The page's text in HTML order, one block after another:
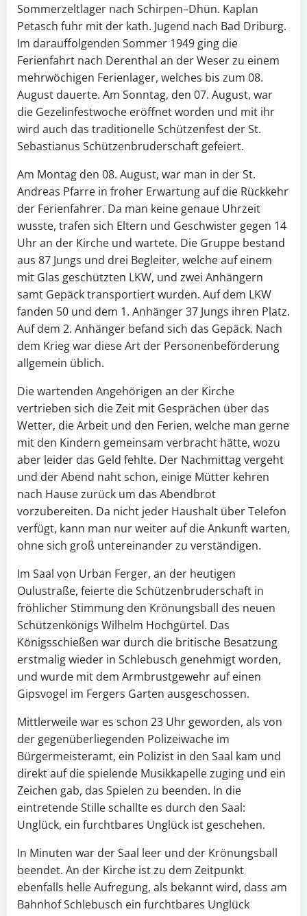
Sommerzeltlager nach Schirpen–Dhün. Kaplan
Petasch fuhr mit der kath. Jugend nach Bad Driburg.
Im darauffolgenden Sommer 1949 ging die
Ferienfahrt nach Derenthal an der Weser zu einem
mehrwöchigen Ferienlager, welches bis zum 08.
August dauerte. Am Sonntag, den 07. August, war
die Gezelinfestwoche eröffnet worden und mit ihr
wird auch das traditionelle Schützenfest der St.
Sebastianus Schützenbruderschaft gefeiert.
Am Montag den 08. August, war man in der St.
Andreas Pfarre in froher Erwartung auf die Rückkehr
der Ferienfahrer. Da man keine genaue Uhrzeit
wusste, trafen sich Eltern und Geschwister gegen 14
Uhr an der Kirche und wartete. Die Gruppe bestand
aus 87 Jungs und drei Begleiter, welche auf einem
mit Glas geschützten LKW, und zwei Anhängern
samt Gepäck transportiert wurden. Auf dem LKW
fanden 50 und dem 1. Anhänger 37 Jungs ihren Platz.
Auf dem 2. Anhänger befand sich das Gepäck. Nach
dem Krieg war diese Art der Personenbeförderung
allgemein üblich.
Die wartenden Angehörigen an der Kirche
vertrieben sich die Zeit mit Gesprächen über das
Wetter, die Arbeit und den Ferien, welche man gerne
mit den Kindern gemeinsam verbracht hätte, wozu
aber leider das Geld fehlte. Der Nachmittag vergeht
und der Abend naht schon, einige Mütter kehren
nach Hause zurück um das Abendbrot
vorzubereiten. Da nicht jeder Haushalt über Telefon
verfügt, kann man nur weiter auf die Ankunft warten,
ohne sich groß untereinander zu verständigen.
Im Saal von Urban Ferger, an der heutigen
Oulustraße, feierte die Schützenbruderschaft in
fröhlicher Stimmung den Krönungsball des neuen
Schützenkönigs Wilhelm Hochgürtel. Das
Königsschießen war durch die britische Besatzung
erstmalig wieder in Schlebusch genehmigt worden,
und wurde mit dem Armbrustgewehr auf einen
Gipsvogel im Fergers Garten ausgeschossen.
Mittlerweile war es schon 23 Uhr geworden, als von
der gegenüberliegenden Polizeiwache im
Bürgermeisteramt, ein Polizist in den Saal kam und
direkt auf die spielende Musikkapelle zuging und ein
Zeichen gab, das Spielen zu beenden. In die
eintretende Stille schallte es durch den Saal:
Unglück, ein furchtbares Unglück ist geschehen.
In Minuten war der Saal leer und der Krönungsball
beendet. An der Kirche ist zu dem Zeitpunkt
ebenfalls helle Aufregung, als bekannt wird, dass am
Bahnhof Schlebusch ein furchtbares Unglück